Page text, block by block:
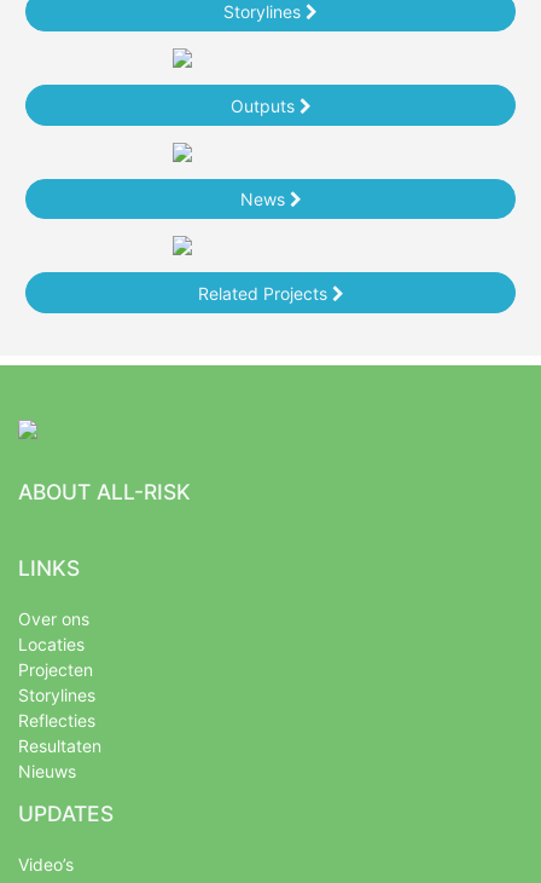
Storylines
Outputs
News
Related Projects
ABOUT ALL-RISK
LINKS
Over ons
Locaties
Projecten
Storylines
Reflecties
Resultaten
Nieuws
UPDATES
Video’s